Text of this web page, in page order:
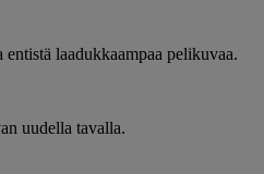
laadukkaampaa pelikuvaa.
uudella tavalla.